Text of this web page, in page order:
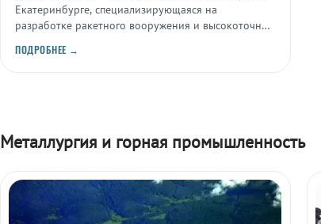
Екатеринбурге, специализирующаяся на
разработке ракетного вооружения и высокоточных
ПОДРОБНЕЕ →
Металлургия и горная промышленность